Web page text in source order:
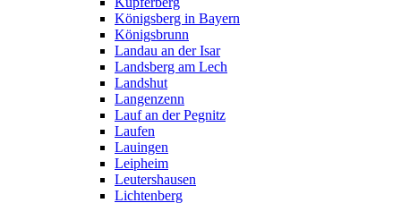
Königsberg in Bayern
Königsbrunn
Landau an der Isar
Landsberg am Lech
Landshut
Langenzenn
Lauf an der Pegnitz
Laufen
Lauingen
Leipheim
Leutershausen
Lichtenberg